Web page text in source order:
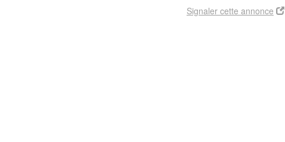
Signaler cette annonce